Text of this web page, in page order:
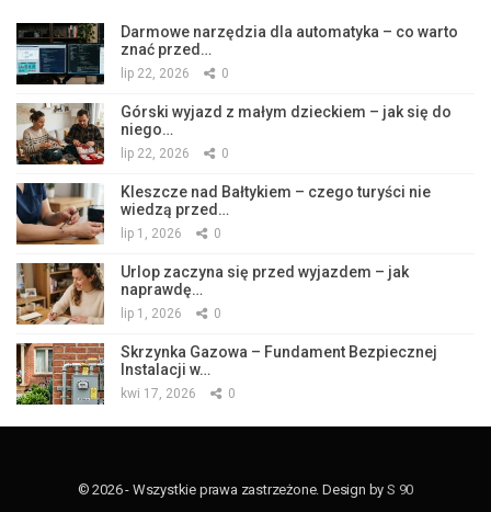
Darmowe narzędzia dla automatyka – co warto
znać przed…
lip 22, 2026 0
Górski wyjazd z małym dzieckiem – jak się do
niego…
lip 22, 2026 0
Kleszcze nad Bałtykiem – czego turyści nie
wiedzą przed…
lip 1, 2026 0
Urlop zaczyna się przed wyjazdem – jak
naprawdę…
lip 1, 2026 0
Skrzynka Gazowa – Fundament Bezpiecznej
Instalacji w…
kwi 17, 2026 0
© 2026 - Wszystkie prawa zastrzeżone. Design byS 90